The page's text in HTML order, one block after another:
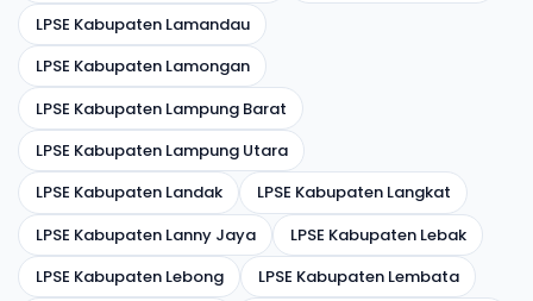
LPSE Kabupaten Lamandau
LPSE Kabupaten Lamongan
LPSE Kabupaten Lampung Barat
LPSE Kabupaten Lampung Utara
LPSE Kabupaten Landak
LPSE Kabupaten Langkat
LPSE Kabupaten Lanny Jaya
LPSE Kabupaten Lebak
LPSE Kabupaten Lebong
LPSE Kabupaten Lembata